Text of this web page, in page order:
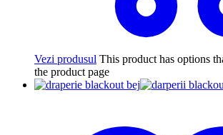
Vezi produsul This product has options
the product page